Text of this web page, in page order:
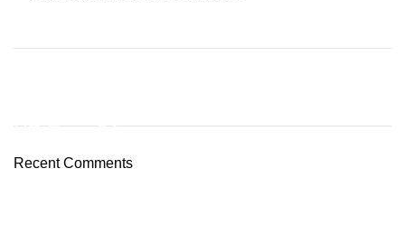
HP Envy 34
Recent Comments